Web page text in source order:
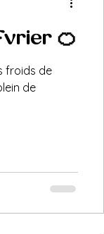
🍊
froids de
de